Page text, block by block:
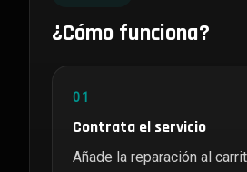
¿Cómo funciona?
01
Contrata el servicio
Añade la reparación al